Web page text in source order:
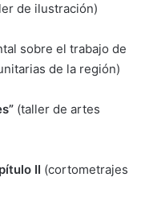
de ilustración)
sobre el trabajo de
de la región)
(taller de artes
II (cortometrajes